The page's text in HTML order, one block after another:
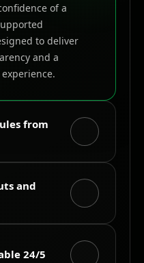
of a
to deliver
and a
from
drawdown
conditions are
and
traders receive
24/5